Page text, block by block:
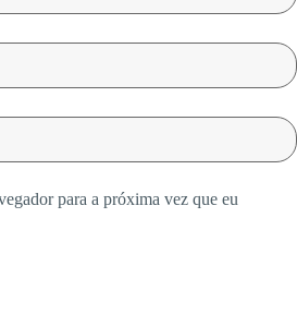
para a próxima vez que eu